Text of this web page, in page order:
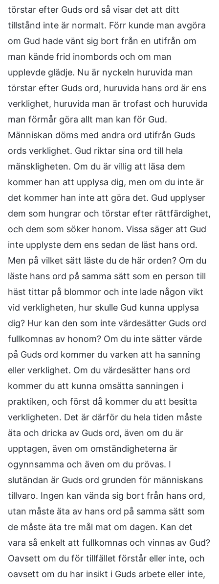
törstar efter Guds ord så visar det att ditt
tillstånd inte är normalt. Förr kunde man avgöra
om Gud hade vänt sig bort från en utifrån om
man kände frid inombords och om man
upplevde glädje. Nu är nyckeln huruvida man
törstar efter Guds ord, huruvida hans ord är ens
verklighet, huruvida man är trofast och huruvida
man förmår göra allt man kan för Gud.
Människan döms med andra ord utifrån Guds
ords verklighet. Gud riktar sina ord till hela
mänskligheten. Om du är villig att läsa dem
kommer han att upplysa dig, men om du inte är
det kommer han inte att göra det. Gud upplyser
dem som hungrar och törstar efter rättfärdighet,
och dem som söker honom. Vissa säger att Gud
inte upplyste dem ens sedan de läst hans ord.
Men på vilket sätt läste du de här orden? Om du
läste hans ord på samma sätt som en person till
häst tittar på blommor och inte lade någon vikt
vid verkligheten, hur skulle Gud kunna upplysa
dig? Hur kan den som inte värdesätter Guds ord
fullkomnas av honom? Om du inte sätter värde
på Guds ord kommer du varken att ha sanning
eller verklighet. Om du värdesätter hans ord
kommer du att kunna omsätta sanningen i
praktiken, och först då kommer du att besitta
verkligheten. Det är därför du hela tiden måste
äta och dricka av Guds ord, även om du är
upptagen, även om omständigheterna är
ogynnsamma och även om du prövas. I
slutändan är Guds ord grunden för människans
tillvaro. Ingen kan vända sig bort från hans ord,
utan måste äta av hans ord på samma sätt som
de måste äta tre mål mat om dagen. Kan det
vara så enkelt att fullkomnas och vinnas av Gud?
Oavsett om du för tillfället förstår eller inte, och
oavsett om du har insikt i Guds arbete eller inte,